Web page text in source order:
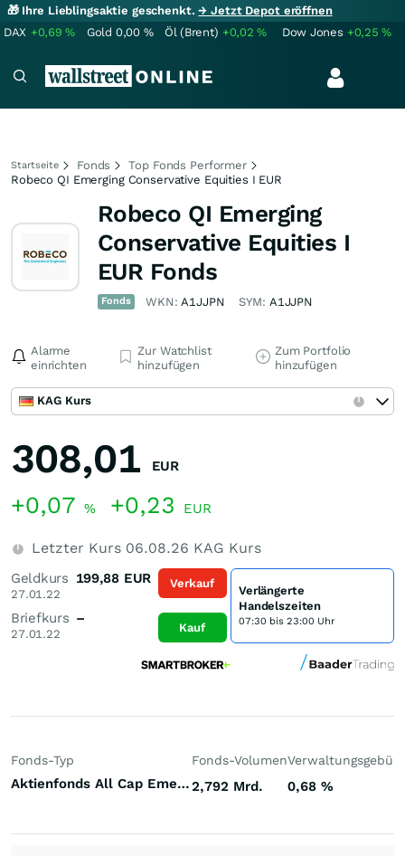
🎁 Ihre Lieblingsaktie geschenkt.→ Jetzt Depot eröffnen
DAX +0,69% Gold 0,00 % Öl (Brent) +0,02% Dow Jones +0,25%
Startseite Fonds
Top Fonds Performer
Robeco QI Emerging Conservative Equities I EUR
Robeco QI Emerging
Conservative Equities I
EUR Fonds
Fonds WKN:A1JJPN SYM: A1JJPN
Alarme
einrichten
Zur Watchlist
hinzufügen
Zum Portfolio
hinzufügen
KAG Kurs
308,01 EUR
+0,07 % +0,23 EUR
Letzter Kurs 06.08.26 KAG Kurs
Geldkurs
27.01.22
199,88 EUR
Briefkurs
27.01.22
–
Verkauf
Kauf
Verlängerte
Handelszeiten
07:30 bis 23:00 Uhr
Fonds-Typ
Aktienfonds All Cap Emerging Markets
Fonds-Volumen
2,792 Mrd. 0,68 %